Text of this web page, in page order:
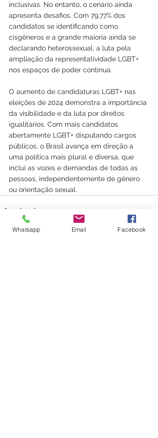
inclusivas. No entanto, o cenário ainda
apresenta desafios. Com 79,77% dos
candidatos se identificando como
cisgêneros e a grande maioria ainda se
declarando heterossexual, a luta pela
ampliação da representatividade LGBT+
nos espaços de poder continua.
O aumento de candidaturas LGBT+ nas
eleições de 2024 demonstra a importância
da visibilidade e da luta por direitos
igualitários. Com mais candidatos
abertamente LGBT+ disputando cargos
públicos, o Brasil avança em direção a
uma política mais plural e diversa, que
inclui as vozes e demandas de todas as
pessoas, independentemente de gênero
ou orientação sexual.
Whatsapp Email Facebook